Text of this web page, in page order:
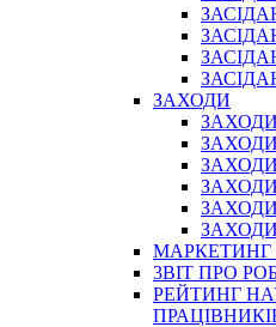
ЗАХОДИ
ЗАХОДИ
ЗАХОДИ
ЗАХОДИ
ЗАХОДИ
ЗАХОДИ
ЗАХОДИ
МАРКЕТИНГ
3BIT ПРО
РЕЙТИНГ